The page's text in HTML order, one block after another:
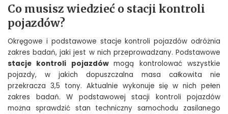
Co musisz wiedzieć o stacji kontroli
pojazdów?
Okręgowe i podstawowe stacje kontroli pojazdów odróżnia
zakres badań, jaki jest w nich przeprowadzany. Podstawowe
stacje kontroli pojazdówmogą kontrolować wszystkie
pojazdy, w jakich dopuszczalna masa całkowita nie
przekracza 3,5 tony. Aktualnie wykonuje się w nich pełen
zakres badań. W podstawowej stacji kontroli pojazdów
można sprawdzić stan techniczny samochodu zasilanego